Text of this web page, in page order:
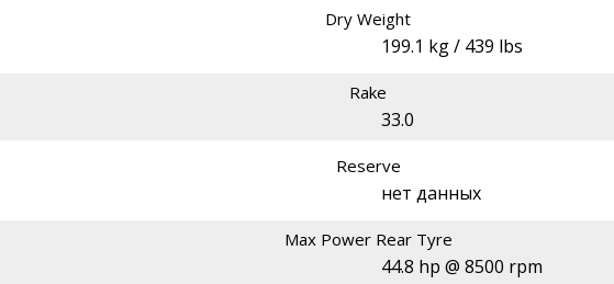
Dry Weight
199.1 kg / 439 lbs
Rake
33.0
Reserve
нет данных
Max Power Rear Tyre
44.8 hp @ 8500 rpm